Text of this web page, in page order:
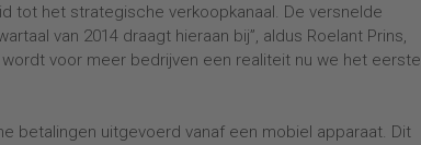
tot het strategische verkoopkanaal. De versnelde
van 2014 draagt hieraan bij”, aldus Roelant Prins,
wordt voor meer bedrijven een realiteit nu we het eerste
betalingen uitgevoerd vanaf een mobiel apparaat. Dit